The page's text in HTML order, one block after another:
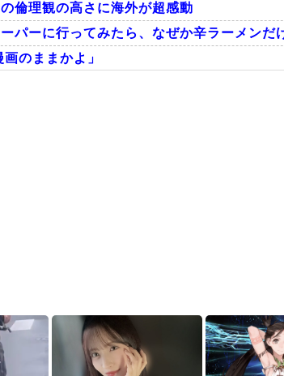
倫理観の高さに海外が超感動
パーに行ってみたら、なぜか辛ラーメンだ
のままかよ」